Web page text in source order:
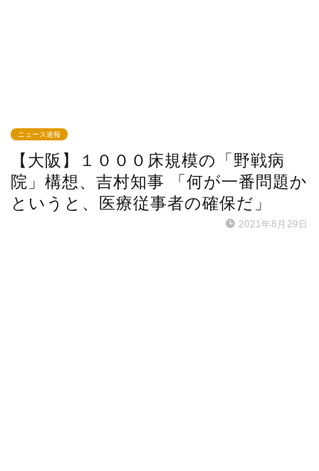
ニュース速報
【大阪】１０００床規模の「野戦病
院」構想、吉村知事 「何が一番問題か
というと、医療従事者の確保だ」
2021年8月29日